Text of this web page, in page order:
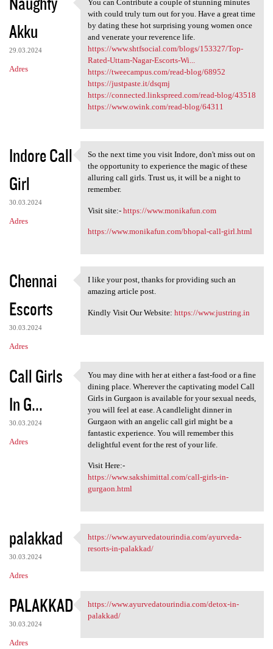
Akku
29.03.2024
Adres
You can Contribute a couple
You can Contribute a couple of stunning minutes
with could truly turn out for you. Have a great time
by dating these hot surprising young women once
and venerate your reverence life.
https://www.shtfsocial.com/blogs/153327/Top-
Rated-Uttam-Nagar-Escorts-Wi...
https://tweecampus.com/read-blog/68952
https://justpaste.it/dsqmj
https://connected.linkspreed.com/read-blog/43518
https://www.owink.com/read-blog/64311
Indore Call
Girl
30.03.2024
Adres
So the next time you visit
So the next time you visit Indore, don't miss out on
the opportunity to experience the magic of these
alluring call girls. Trust us, it will be a night to
remember.
Visit site:- https://www.monikafun.com
https://www.monikafun.com/bhopal-call-girl.html
Chennai
Escorts
30.03.2024
Adres
I like your post, thanks for
I like your post, thanks for providing such an
amazing article post.
Kindly Visit Our Website: https://www.justring.in
Call Girls
In G...
30.03.2024
Adres
You may dine with her at
You may dine with her at either a fast-food or a fine
dining place. Wherever the captivating model Call
Girls in Gurgaon is available for your sexual needs,
you will feel at ease. A candlelight dinner in
Gurgaon with an angelic call girl might be a
fantastic experience. You will remember this
delightful event for the rest of your life.
Visit Here:-
https://www.sakshimittal.com/call-girls-in-
gurgaon.html
palakkad
30.03.2024
Adres
https://www.ayurvedatourindia
https://www.ayurvedatourindia.com/ayurveda-
resorts-in-palakkad/
PALAKKAD
30.03.2024
Adres
https://www.ayurvedatourindia
https://www.ayurvedatourindia.com/detox-in-
palakkad/